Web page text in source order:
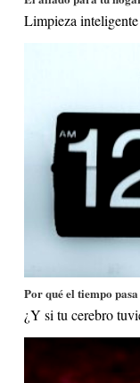
Limpieza
Por qué el tiempo
¿Y si tu cerebro